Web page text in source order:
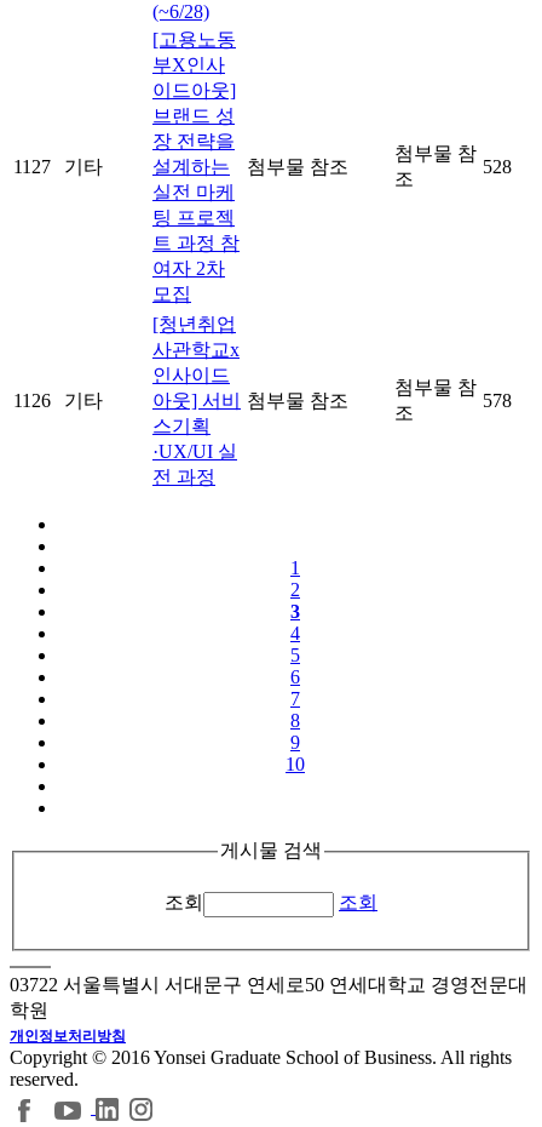
(~6/28)
1127 기타
[고용노동
부X인사
이드아웃]
브랜드 성
장 전략을
설계하는
실전 마케
팅 프로젝
트 과정 참
여자 2차
모집
첨부물 참조
첨부물 참
조
528
1126 기타
[청년취업
사관학교x
인사이드
아웃] 서비
스기획
·UX/UI 실
전 과정
첨부물 참조
첨부물 참
조
578
1
2
3
4
5
6
7
8
9
10
게시물 검색
조회 조회
03722 서울특별시 서대문구 연세로50 연세대학교 경영전문대
학원
개인정보처리방침
Copyright © 2016 Yonsei Graduate School of Business. All rights
reserved.